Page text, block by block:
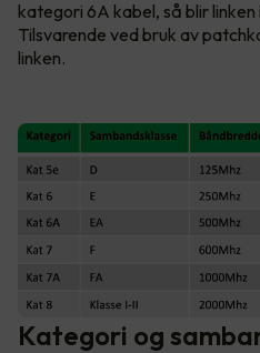
kategori 6A kabel, så blir linken
Tilsvarende ved bruk av
linken.
Kategori og